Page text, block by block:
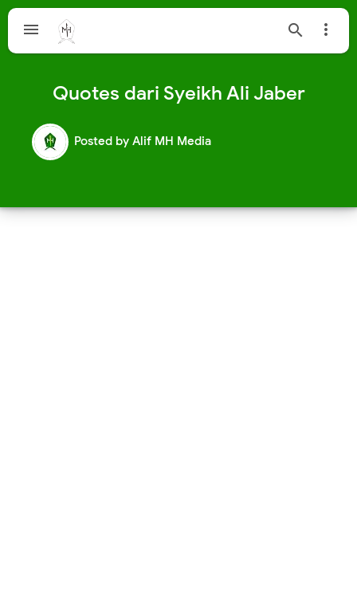
  
Quotes dari Syeikh Ali Jaber
Posted by Alif MH Media